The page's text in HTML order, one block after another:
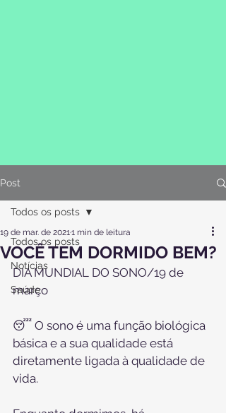
Post
Todos os posts
Notícias
Saúde
Todos os posts
VOCÊ TEM DORMIDO BEM?
19 de mar. de 20211 min de leitura
DIA MUNDIAL DO SONO/19 de
março
😴 O sono é uma função biológica
básica e a sua qualidade está
diretamente ligada à qualidade de
vida.